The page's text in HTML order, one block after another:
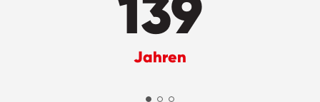
Jahren